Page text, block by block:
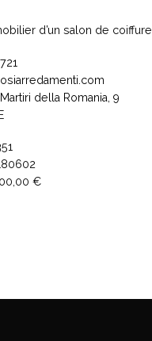
d’un salon de coiffure
della Romania, 9
€